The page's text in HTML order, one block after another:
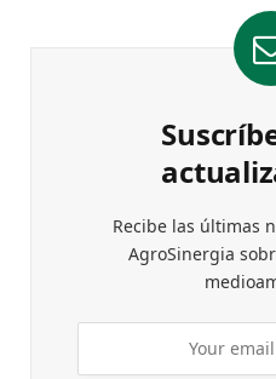
Recibe las últimas
AgroSinergia